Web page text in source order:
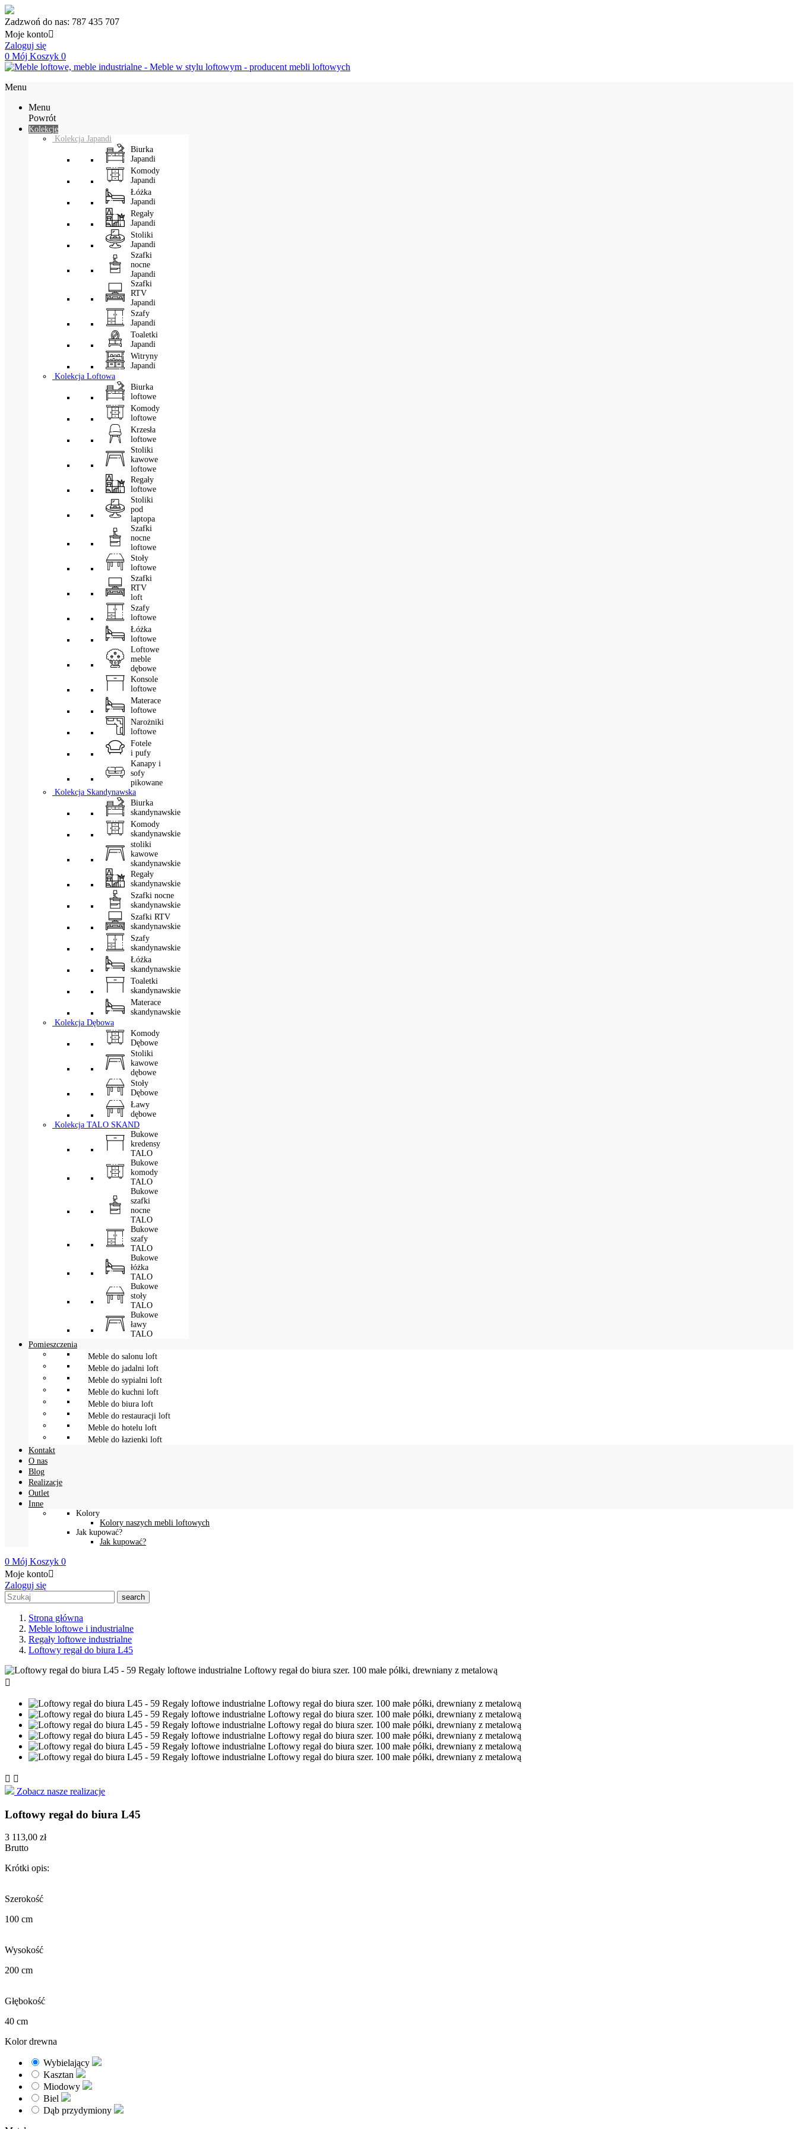
Zadzwoń do nas: 787 435 707
Moje konto
Zaloguj się
0 Mój Koszyk 0
Menu
Menu
Powrót
Kolekcje
Kolekcja Japandi
Biurka
Japandi
Komody
Japandi
Łóżka
Japandi
Regały
Japandi
Stoliki
Japandi
Szafki
nocne
Japandi
Szafki
RTV
Japandi
Szafy
Japandi
Toaletki
Japandi
Witryny
Japandi
Kolekcja Loftowa
Biurka
loftowe
Komody
loftowe
Krzesła
loftowe
Stoliki
kawowe
loftowe
Regały
loftowe
Stoliki
pod
laptopa
Szafki
nocne
loftowe
Stoły
loftowe
Szafki
RTV
loft
Szafy
loftowe
Łóżka
loftowe
Loftowe
meble
dębowe
Konsole
loftowe
Materace
loftowe
Narożniki
loftowe
Fotele
i pufy
Kanapy i
sofy
pikowane
Kolekcja Skandynawska
Biurka
skandynawskie
Komody
skandynawskie
stoliki
kawowe
skandynawskie
Regały
skandynawskie
Szafki nocne
skandynawskie
Szafki RTV
skandynawskie
Szafy
skandynawskie
Łóżka
skandynawskie
Toaletki
skandynawskie
Materace
skandynawskie
Kolekcja Dębowa
Komody
Dębowe
Stoliki
kawowe
dębowe
Stoły
Dębowe
Ławy
dębowe
Kolekcja TALO SKAND
Bukowe
kredensy
TALO
Bukowe
komody
TALO
Bukowe
szafki
nocne
TALO
Bukowe
szafy
TALO
Bukowe
łóżka
TALO
Bukowe
stoły
TALO
Bukowe
ławy
TALO
Pomieszczenia
Meble do salonu loft
Meble do jadalni loft
Meble do sypialni loft
Meble do kuchni loft
Meble do biura loft
Meble do restauracji loft
Meble do hotelu loft
Meble do łazienki loft
Kontakt
O nas
Blog
Realizacje
Outlet
Inne
Kolory
Kolory naszych mebli loftowych
Jak kupować?
Jak kupować?
0 Mój Koszyk 0
Moje konto
Zaloguj się
search
Strona główna
Meble loftowe i industrialne
Regały loftowe industrialne
Loftowy regał do biura L45

 
Zobacz nasze realizacje
Loftowy regał do biura L45
3 113,00 zł
Brutto
Krótki opis:
Szerokość
100 cm
Wysokość
200 cm
Głębokość
40 cm
Kolor drewna
Wybielający
Kasztan
Miodowy
Biel
Dąb przydymiony